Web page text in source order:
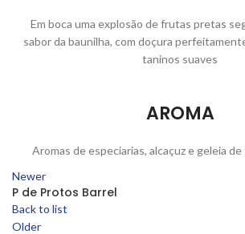
Em boca uma explosão de frutas pretas
sabor da baunilha, com doçura
taninos suaves
AROMA
Aromas de especiarias, alcaçuz e geleia
Newer
P de Protos Barrel
Back to list
Older